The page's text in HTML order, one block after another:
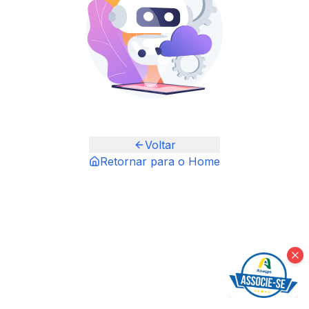
Voltar
Retornar para o Home